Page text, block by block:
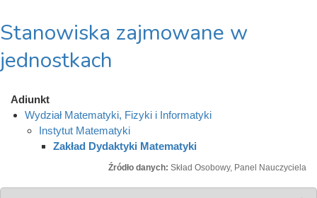
Stanowiska zajmowane w
jednostkach
Adiunkt
Wydział Matematyki, Fizyki i Informatyki
Instytut Matematyki
Zakład Dydaktyki Matematyki
Źródło danych: Skład Osobowy, Panel Nauczyciela